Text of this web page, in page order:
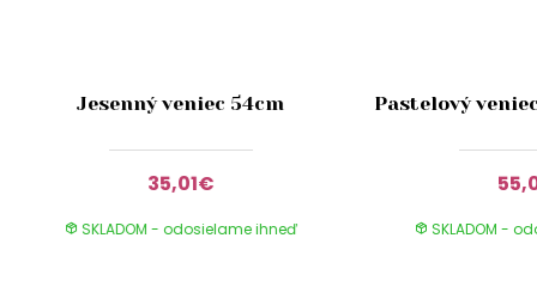
Jesenný veniec 54cm
35,01€
SKLADOM - odosielame ihneď
Pastelový
SKLADOM -